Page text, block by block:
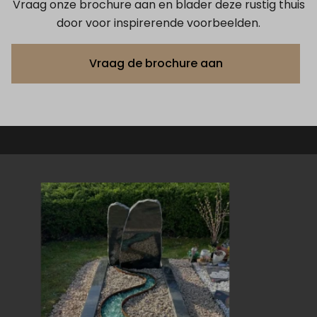
Vraag onze brochure aan en blader deze rustig thuis
door voor inspirerende voorbeelden.
Vraag de brochure aan